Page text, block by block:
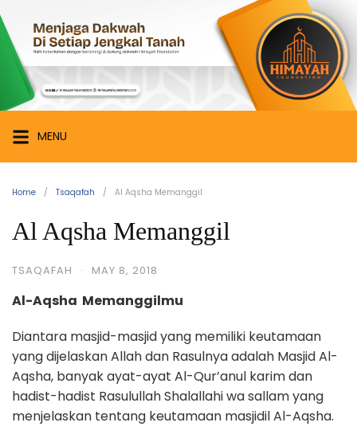
to
content
Himayah
Foundation
Menjaga
Dakwah
di
Setiap
Jengkal
MENU
Home Tsaqafah Al Aqsha Memanggil
Al Aqsha Memanggil
TSAQAFAH · MAY 8, 2018
Al-Aqsha Memanggilmu
Diantara masjid-masjid yang memiliki keutamaan
yang dijelaskan Allah dan Rasulnya adalah Masjid Al-
Aqsha, banyak ayat-ayat Al-Qur’anul karim dan
hadist-hadist Rasulullah Shalallahi wa sallam yang
menjelaskan tentang keutamaan masjidil Al-Aqsha.